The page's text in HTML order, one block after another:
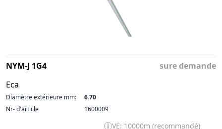
NYM-J 1G4
Eca
sure demande
Diamètre extérieure mm:
6.70
Nr- d'article
1600009
VE: 10000m (recommandé)